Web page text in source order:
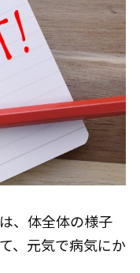
、体全体の様子
、元気で病気にか